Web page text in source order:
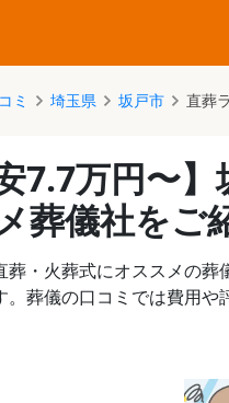
ミ 埼玉県 坂戸市 直葬
安7.7万円〜
葬儀社をご
葬・火葬式にオススメの
。葬儀の口コミでは費用